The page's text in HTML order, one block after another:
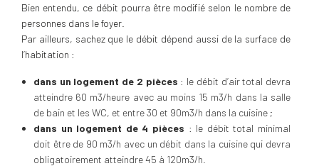
Bien entendu, ce débit pourra être modifié selon le nombre de
personnes dans le foyer.
Par ailleurs, sachez que le débit dépend aussi de la surface de
l’habitation :
dans un logement de 2 pièces : le débit d’air total devra
atteindre 60 m3/heure avec au moins 15 m3/h dans la salle
de bain et les WC, et entre 30 et 90m3/h dans la cuisine ;
dans un logement de 4 pièces : le débit total minimal
doit être de 90 m3/h avec un débit dans la cuisine qui devra
obligatoirement atteindre 45 à 120m3/h.